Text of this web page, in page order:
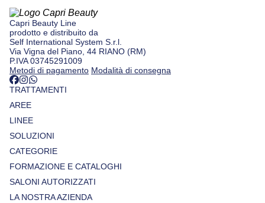
Capri Beauty Line
prodotto e distribuito da
Self International System S.r.l.
Via Vigna del Piano, 44 RIANO (RM)
P.IVA 03745291009
Metodi di pagamento Modalità di consegna
TRATTAMENTI
AREE
LINEE
SOLUZIONI
CATEGORIE
FORMAZIONE E CATALOGHI
SALONI AUTORIZZATI
LA NOSTRA AZIENDA